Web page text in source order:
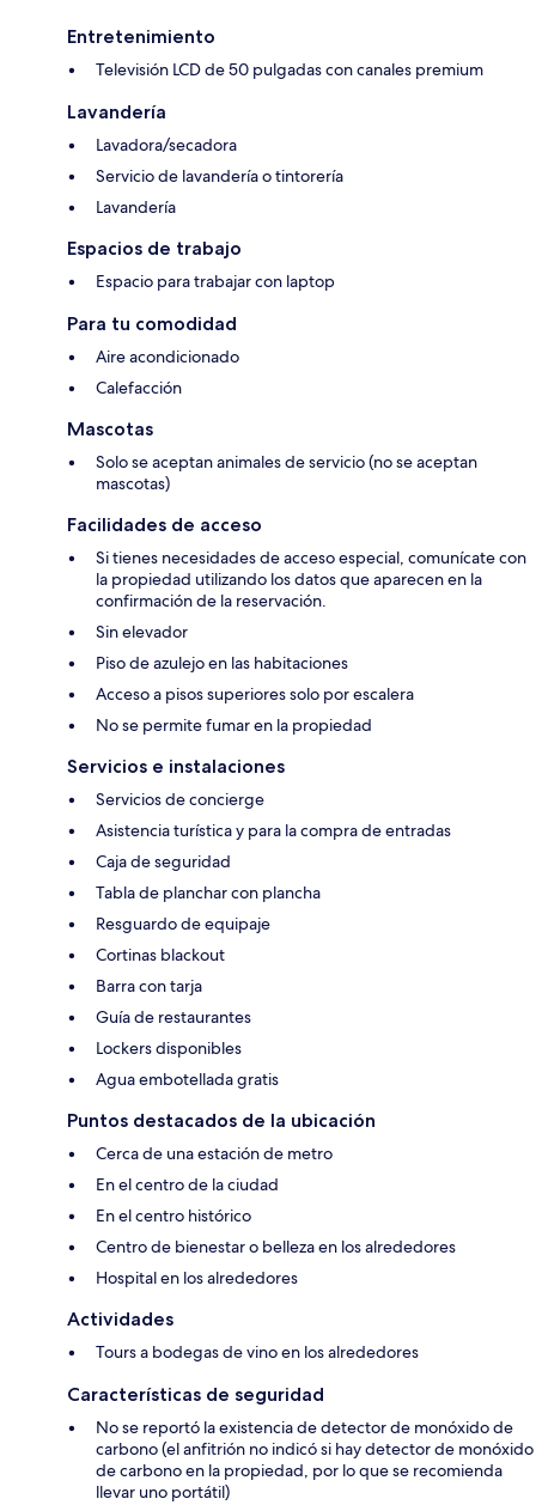
Entretenimiento
Televisión LCD de 50 pulgadas con canales premium
Lavandería
Lavadora/secadora
Servicio de lavandería o tintorería
Lavandería
Espacios de trabajo
Espacio para trabajar con laptop
Para tu comodidad
Aire acondicionado
Calefacción
Mascotas
Solo se aceptan animales de servicio (no se aceptan
mascotas)
Facilidades de acceso
Si tienes necesidades de acceso especial, comunícate con
la propiedad utilizando los datos que aparecen en la
confirmación de la reservación.
Sin elevador
Piso de azulejo en las habitaciones
Acceso a pisos superiores solo por escalera
No se permite fumar en la propiedad
Servicios e instalaciones
Servicios de concierge
Asistencia turística y para la compra de entradas
Caja de seguridad
Tabla de planchar con plancha
Resguardo de equipaje
Cortinas blackout
Barra con tarja
Guía de restaurantes
Lockers disponibles
Agua embotellada gratis
Puntos destacados de la ubicación
Cerca de una estación de metro
En el centro de la ciudad
En el centro histórico
Centro de bienestar o belleza en los alrededores
Hospital en los alrededores
Actividades
Tours a bodegas de vino en los alrededores
Características de seguridad
No se reportó la existencia de detector de monóxido de
carbono (el anfitrión no indicó si hay detector de monóxido
de carbono en la propiedad, por lo que se recomienda
llevar uno portátil)